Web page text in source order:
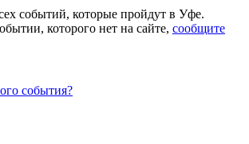
событий, которые пройдут в Уфе.
которого нет на сайте, сообщите
события?